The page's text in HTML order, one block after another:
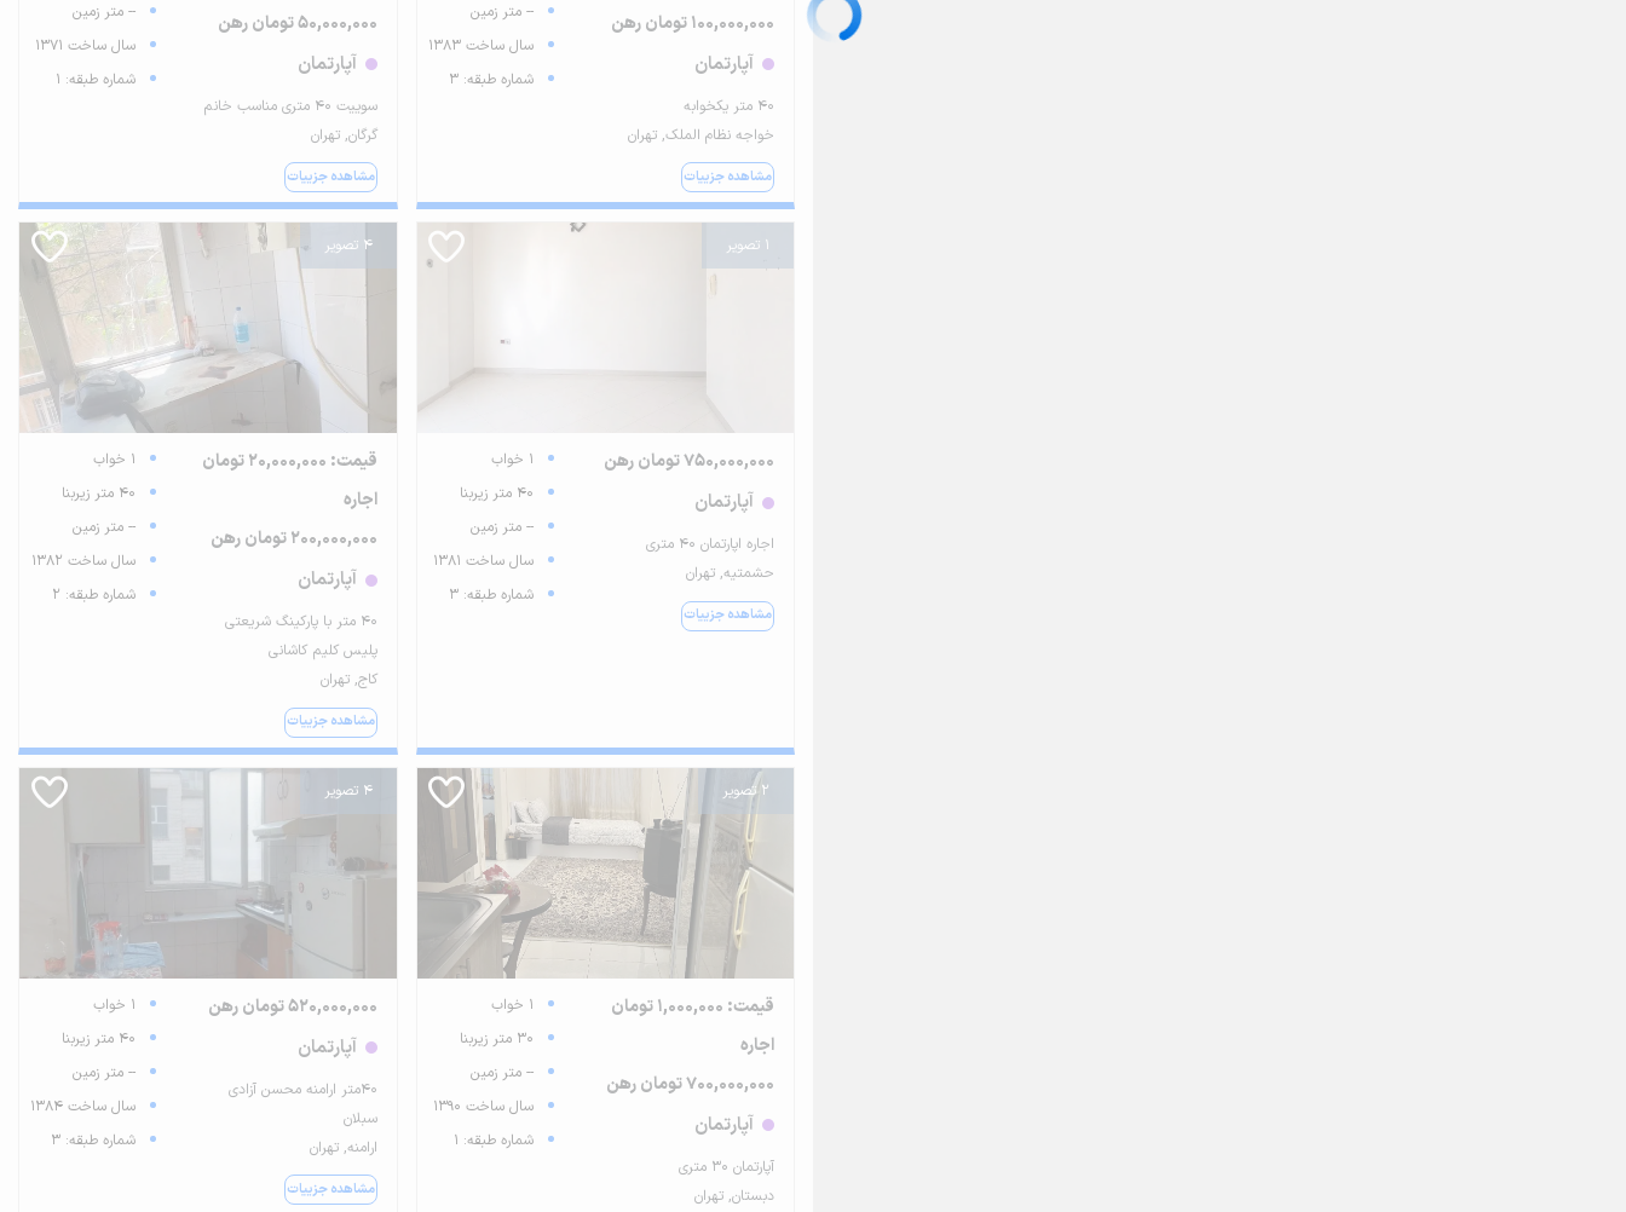
100,000,000 تومان رهن
آپارتمان
۴۰ متر یکخوابه
خواجه نظام الملک, تهران
مشاهده جزییات
-- متر زمین
سال ساخت 1383
شماره طبقه: 3
50,000,000 تومان رهن
آپارتمان
سوییت ۴۰ متری مناسب خانم
گرگان, تهران
مشاهده جزییات
-- متر زمین
سال ساخت 1371
شماره طبقه: 1
1 تصویر
750,000,000 تومان رهن
آپارتمان
اجاره اپارتمان ۴۰ متری
حشمتیه, تهران
مشاهده جزییات
1 خواب
40 متر زیربنا
-- متر زمین
سال ساخت 1381
شماره طبقه: 3
4 تصویر
قیمت: 20,000,000 تومان
اجاره
200,000,000 تومان رهن
آپارتمان
40 متر با پارکینگ شریعتی
پلیس کلیم کاشانی
کاج, تهران
مشاهده جزییات
1 خواب
40 متر زیربنا
-- متر زمین
سال ساخت 1382
شماره طبقه: 2
2 تصویر
قیمت: 1,000,000 تومان
اجاره
700,000,000 تومان رهن
آپارتمان
آپارتمان ۳۰ متری
دبستان, تهران
1 خواب
30 متر زیربنا
-- متر زمین
سال ساخت 1390
شماره طبقه: 1
4 تصویر
520,000,000 تومان رهن
آپارتمان
۴۰متر ارامنه محسن آزادی
سبلان
ارامنه, تهران
مشاهده جزییات
1 خواب
40 متر زیربنا
-- متر زمین
سال ساخت 1384
شماره طبقه: 3